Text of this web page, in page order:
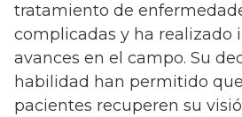
tratamiento de
complicadas y ha realizado
avances en el campo. Su
habilidad han permitido
pacientes recuperen su